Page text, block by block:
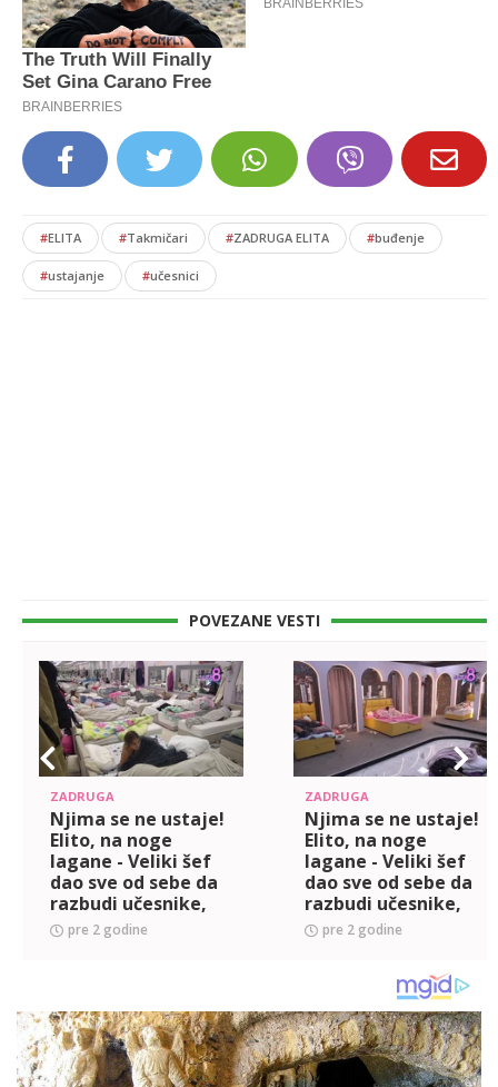
#ELITA #Takmičari #ZADRUGA ELITA #buđenje
#ustajanje #učesnici
POVEZANE VESTI
ZADRUGA
Njima se ne ustaje!
Elito, na noge
lagane - Veliki šef
dao sve od sebe da
razbudi učesnike,
evo kako su
reagovali! (VIDEO)
pre 2 godine
ZADRUGA
Njima se ne ustaje!
Elito, na noge
lagane - Veliki šef
dao sve od sebe da
razbudi učesnike,
evo kako su
reagovali! (VIDEO)
pre 2 godine